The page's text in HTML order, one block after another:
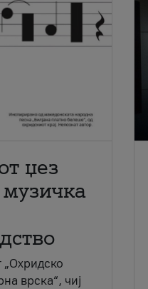
џез
врска“, чиј